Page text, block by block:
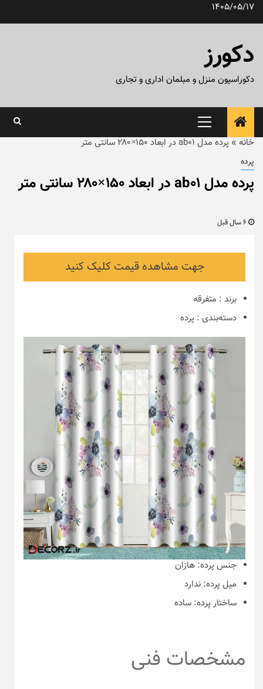
پرش1405/05/17
دکورز
دکوراسیون منزل و مبلمان اداری و تجاری
منوی
اصلی
خانه » پرده مدل ab01 در ابعاد ۱۵۰×۲۸۰ سانتی متر
پرده
پرده مدل ab01 در ابعاد ۱۵۰×۲۸۰ سانتی متر
جهت مشاهده قیمت کلیک کنید
برند : متفرقه
دسته‌بندی : پرده
جنس پرده: هازان
میل پرده: ندارد
ساختار پرده: ساده
مشخصات فنی